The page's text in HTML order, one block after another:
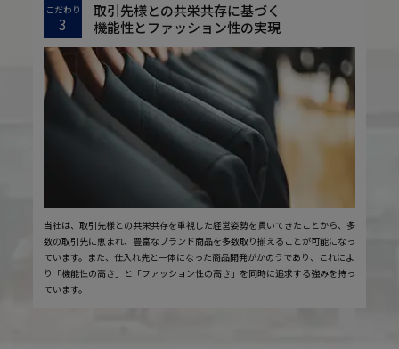
こだわり
3
取引先様との共栄共存に基づく
機能性とファッション性の実現
当社は、取引先様との共栄共存を重視した経営姿勢を貫いてきたことから、多
数の取引先に恵まれ、豊富なブランド商品を多数取り揃えることが可能になっ
ています。また、仕入れ先と一体になった商品開発がかのうであり、これによ
り「機能性の高さ」と「ファッション性の高さ」を同時に追求する強みを持っ
ています。